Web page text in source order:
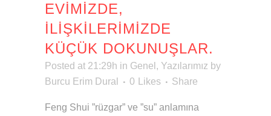
EVIMIZDE,
İLIŞKILERIMIZDE
KÜÇÜK DOKUNUŞLAR.
Posted at 21:29h in Genel , Yazılarımız by
Burcu Erim Dural
0 Likes Share
Feng Shui ”rüzgar” ve ”su” anlamına